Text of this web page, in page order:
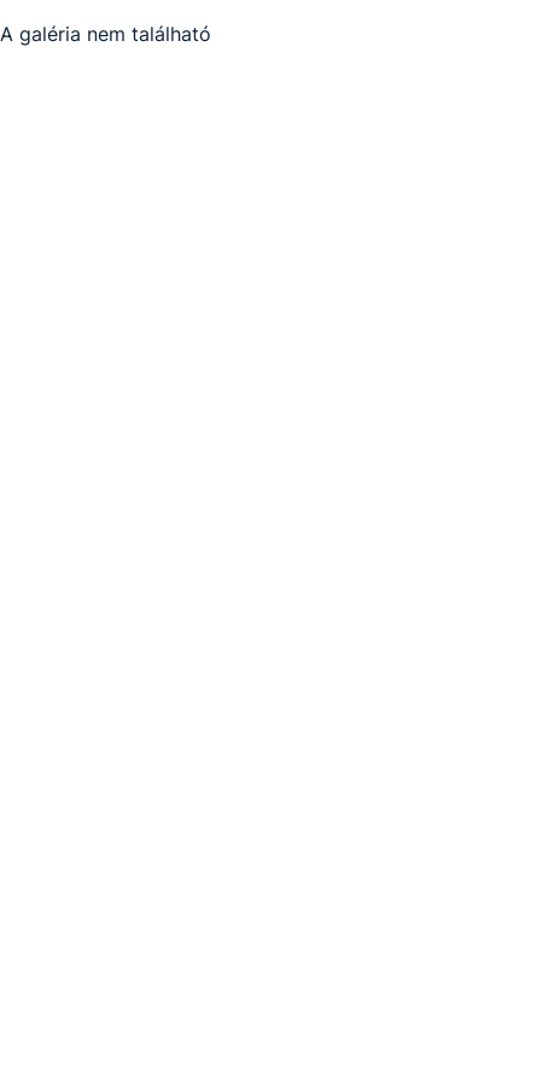
A galéria nem található